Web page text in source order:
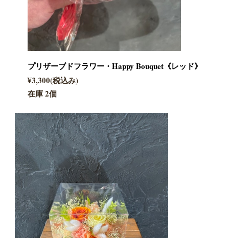
プリザーブドフラワー・Happy Bouquet《レッド》
¥3,300(税込み)
在庫 2個